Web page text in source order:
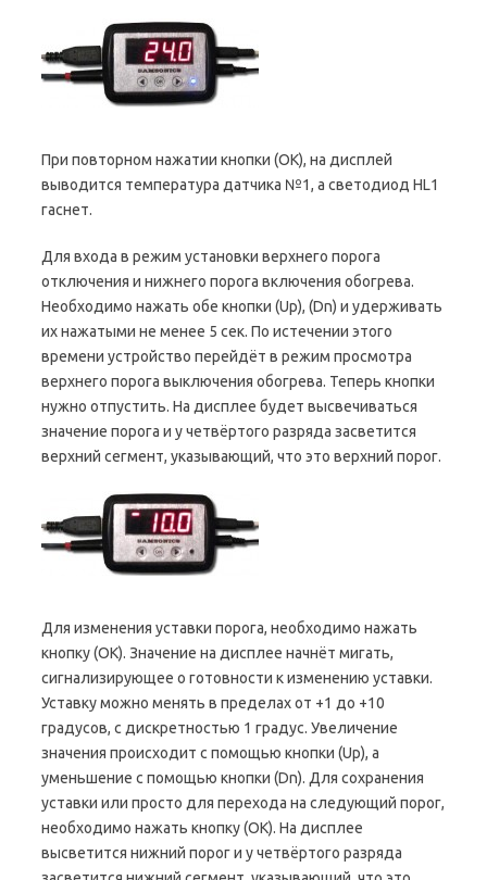
При повторном нажатии кнопки (ОК), на дисплей
выводится температура датчика №1, а светодиод HL1
гаснет.
Для входа в режим установки верхнего порога
отключения и нижнего порога включения обогрева.
Необходимо нажать обе кнопки (Up), (Dn) и удерживать
их нажатыми не менее 5 сек. По истечении этого
времени устройство перейдёт в режим просмотра
верхнего порога выключения обогрева. Теперь кнопки
нужно отпустить. На дисплее будет высвечиваться
значение порога и у четвёртого разряда засветится
верхний сегмент, указывающий, что это верхний порог.
Для изменения уставки порога, необходимо нажать
кнопку (ОК). Значение на дисплее начнёт мигать,
сигнализирующее о готовности к изменению уставки.
Уставку можно менять в пределах от +1 до +10
градусов, с дискретностью 1 градус. Увеличение
значения происходит с помощью кнопки (Up), а
уменьшение с помощью кнопки (Dn). Для сохранения
уставки или просто для перехода на следующий порог,
необходимо нажать кнопку (ОК). На дисплее
высветится нижний порог и у четвёртого разряда